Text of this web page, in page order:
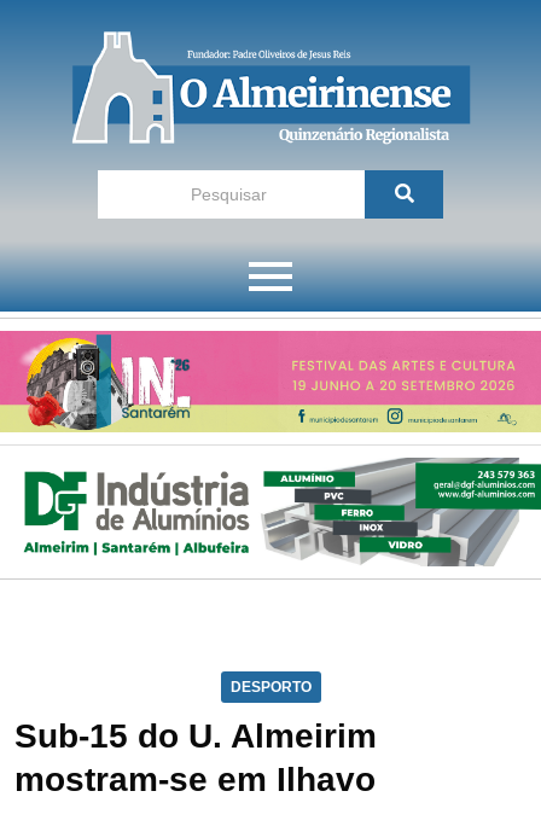
DESPORTO
Sub-15 do U. Almeirim
mostram-se em Ilhavo